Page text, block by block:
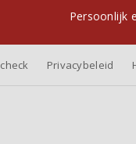
Persoonlijk
Privacybeleid